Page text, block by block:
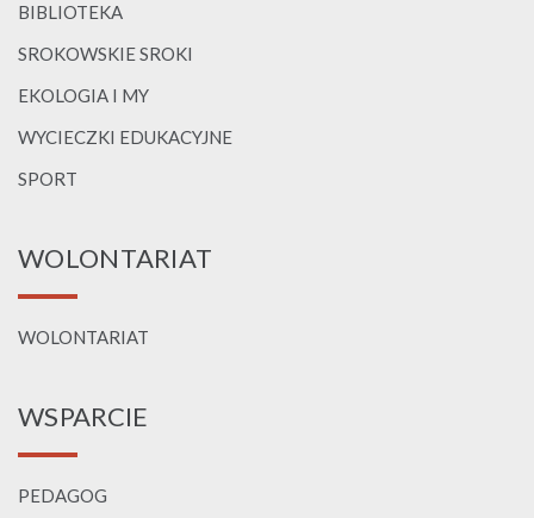
BIBLIOTEKA
SROKOWSKIE SROKI
EKOLOGIA I MY
WYCIECZKI EDUKACYJNE
SPORT
WOLONTARIAT
WOLONTARIAT
WSPARCIE
PEDAGOG